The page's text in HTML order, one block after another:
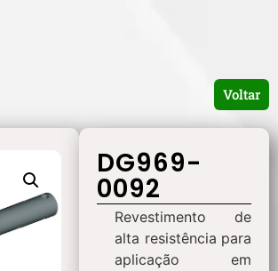
Voltar
DG969-
0092
Revestimento de
alta resistência para
aplicação em